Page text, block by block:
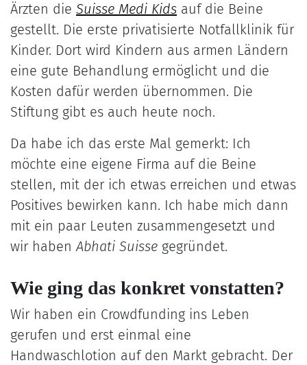
Ärzten die Suisse Medi Kids auf die Beine
gestellt. Die erste privatisierte Notfallklinik für
Kinder. Dort wird Kindern aus armen Ländern
eine gute Behandlung ermöglicht und die
Kosten dafür werden übernommen. Die
Stiftung gibt es auch heute noch.
Da habe ich das erste Mal gemerkt: Ich
möchte eine eigene Firma auf die Beine
stellen, mit der ich etwas erreichen und etwas
Positives bewirken kann. Ich habe mich dann
mit ein paar Leuten zusammengesetzt und
wir habenAbhati Suisse gegründet.
Wie ging das konkret vonstatten?
Wir haben ein Crowdfunding ins Leben
gerufen und erst einmal eine
Handwaschlotion auf den Markt gebracht. Der